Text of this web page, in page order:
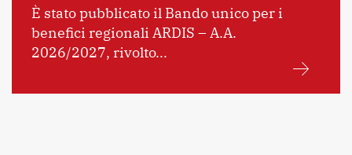
È stato pubblicato il Bando unico per i
benefici regionali ARDIS – A.A.
2026/2027, rivolto...